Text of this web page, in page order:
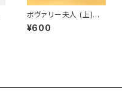
ボヴァリー夫人 (上)
(下)（岩波文庫）
¥600